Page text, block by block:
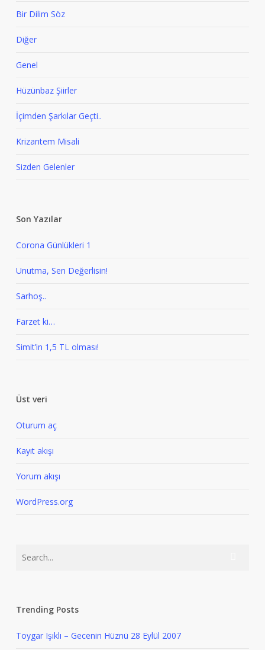
Bir Dilim Söz
Diğer
Genel
Hüzünbaz Şiirler
İçimden Şarkılar Geçti..
Krizantem Misali
Sizden Gelenler
Son Yazılar
Corona Günlükleri 1
Unutma, Sen Değerlisin!
Sarhoş..
Farzet ki…
Simit’in 1,5 TL olması!
Üst veri
Oturum aç
Kayıt akışı
Yorum akışı
WordPress.org
Trending Posts
Toygar Işıklı – Gecenin Hüznü 28 Eylül 2007